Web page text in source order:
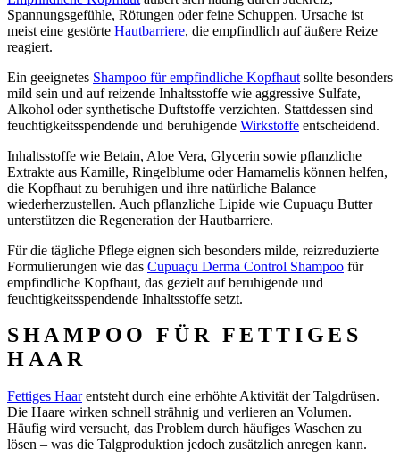
Spannungsgefühle, Rötungen oder feine Schuppen. Ursache ist
meist eine gestörte Hautbarriere, die empfindlich auf äußere Reize
reagiert.
Ein geeignetes Shampoo für empfindliche Kopfhaut sollte besonders
mild sein und auf reizende Inhaltsstoffe wie aggressive Sulfate,
Alkohol oder synthetische Duftstoffe verzichten. Stattdessen sind
feuchtigkeitsspendende und beruhigende Wirkstoffe entscheidend.
Inhaltsstoffe wie Betain, Aloe Vera, Glycerin sowie pflanzliche
Extrakte aus Kamille, Ringelblume oder Hamamelis können helfen,
die Kopfhaut zu beruhigen und ihre natürliche Balance
wiederherzustellen. Auch pflanzliche Lipide wie Cupuaçu Butter
unterstützen die Regeneration der Hautbarriere.
Für die tägliche Pflege eignen sich besonders milde, reizreduzierte
Formulierungen wie das Cupuaçu Derma Control Shampoo für
empfindliche Kopfhaut, das gezielt auf beruhigende und
feuchtigkeitsspendende Inhaltsstoffe setzt.
SHAMPOO FÜR FETTIGES
HAAR
Fettiges Haarentsteht durch eine erhöhte Aktivität der Talgdrüsen.
Die Haare wirken schnell strähnig und verlieren an Volumen.
Häufig wird versucht, das Problem durch häufiges Waschen zu
lösen – was die Talgproduktion jedoch zusätzlich anregen kann.